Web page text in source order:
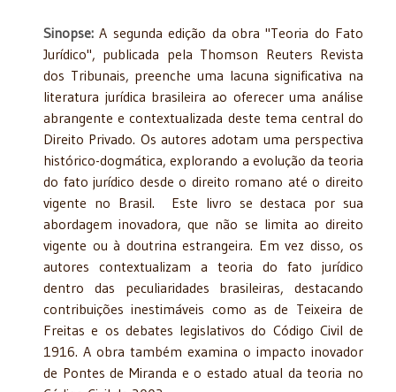
Sinopse:A segunda edição da obra "Teoria do Fato
Jurídico", publicada pela Thomson Reuters Revista
dos Tribunais, preenche uma lacuna significativa na
literatura jurídica brasileira ao oferecer uma análise
abrangente e contextualizada deste tema central do
Direito Privado. Os autores adotam uma perspectiva
histórico-dogmática, explorando a evolução da teoria
do fato jurídico desde o direito romano até o direito
vigente no Brasil. Este livro se destaca por sua
abordagem inovadora, que não se limita ao direito
vigente ou à doutrina estrangeira. Em vez disso, os
autores contextualizam a teoria do fato jurídico
dentro das peculiaridades brasileiras, destacando
contribuições inestimáveis como as de Teixeira de
Freitas e os debates legislativos do Código Civil de
1916. A obra também examina o impacto inovador
de Pontes de Miranda e o estado atual da teoria no